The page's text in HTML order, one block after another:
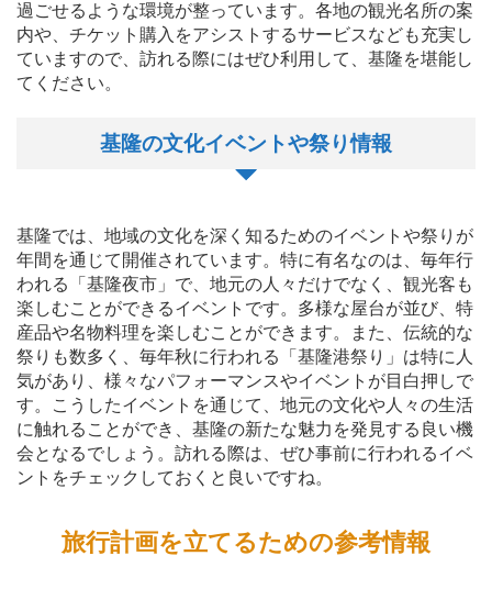
過ごせるような環境が整っています。各地の観光名所の案
内や、チケット購入をアシストするサービスなども充実し
ていますので、訪れる際にはぜひ利用して、基隆を堪能し
てください。
基隆の文化イベントや祭り情報
基隆では、地域の文化を深く知るためのイベントや祭りが
年間を通じて開催されています。特に有名なのは、毎年行
われる「基隆夜市」で、地元の人々だけでなく、観光客も
楽しむことができるイベントです。多様な屋台が並び、特
産品や名物料理を楽しむことができます。また、伝統的な
祭りも数多く、毎年秋に行われる「基隆港祭り」は特に人
気があり、様々なパフォーマンスやイベントが目白押しで
す。こうしたイベントを通じて、地元の文化や人々の生活
に触れることができ、基隆の新たな魅力を発見する良い機
会となるでしょう。訪れる際は、ぜひ事前に行われるイベ
ントをチェックしておくと良いですね。
旅行計画を立てるための参考情報